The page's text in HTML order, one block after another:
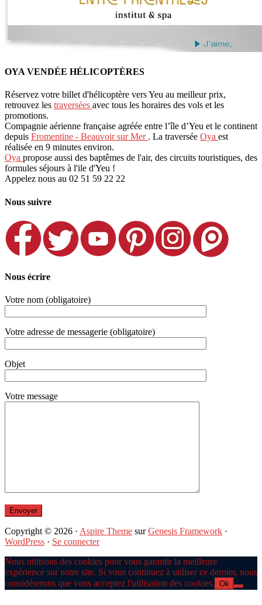
OYA VENDÉE HÉLICOPTÈRES
Réservez votre billet d'hélicoptère vers Yeu au meilleur prix,
retrouvez les traversées avec tous les horaires des vols et les
promotions.
Compagnie aérienne française agréée entre l’île d’Yeu et le continent
depuis Fromentine - Beauvoir sur Mer . La traversée Oya est
réalisée en 9 minutes environ.
Oya propose aussi des baptêmes de l'air, des circuits touristiques, des
formules séjours à l'ile d'Yeu !
Appelez nous au 02 51 59 22 22
Nous suivre
Nous écrire
Votre nom (obligatoire)
Votre adresse de messagerie (obligatoire)
Objet
Votre message
Copyright © 2026 · Aspire Theme surGenesis Framework ·
WordPress · Se connecter
Nous utilisons des cookies pour vous garantir la meilleure
expérience sur notre site. Si vous continuez à utiliser ce dernier, nous
considérerons que vous acceptez l'utilisation des cookies. Ok